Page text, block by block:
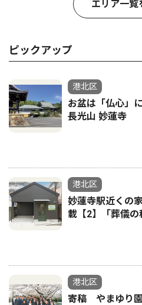
エリア一覧
ピックアップ
港北区
お盆は「仏心」
長光山 妙蓮寺
港北区
妙蓮寺駅近くの
載【2】「葬儀の
港北区
寄稿 やまゆり